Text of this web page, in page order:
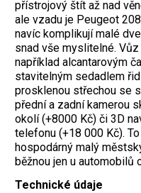
přístrojový štít až nad
ale vzadu je Peugeot
navíc komplikují malé
snad vše myslitelné.
například alcantarovým
stavitelným sedadlem
prosklenou střechou se
přední a zadní kamerou
okolí (+8000 Kč) či 3D
telefonu (+18 000 Kč).
hospodárný malý
běžnou jen u automobilů
Technické údaje